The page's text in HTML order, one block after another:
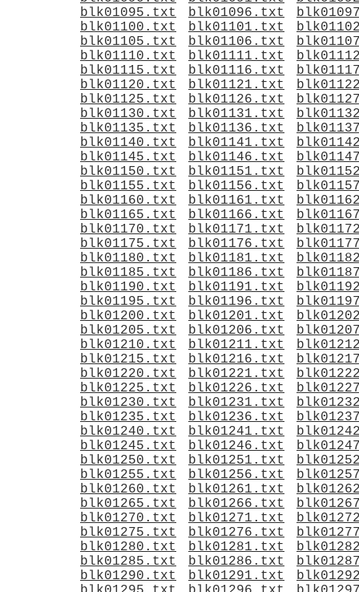
blk01095.txt
blk01096.txt
blk01100.txt
blk01101.txt
blk01105.txt
blk01106.txt
blk01110.txt
blk01111.txt
blk01115.txt
blk01116.txt
blk01120.txt
blk01121.txt
blk01125.txt
blk01126.txt
blk01130.txt
blk01131.txt
blk01135.txt
blk01136.txt
blk01140.txt
blk01141.txt
blk01145.txt
blk01146.txt
blk01150.txt
blk01151.txt
blk01155.txt
blk01156.txt
blk01160.txt
blk01161.txt
blk01165.txt
blk01166.txt
blk01170.txt
blk01171.txt
blk01175.txt
blk01176.txt
blk01180.txt
blk01181.txt
blk01185.txt
blk01186.txt
blk01190.txt
blk01191.txt
blk01195.txt
blk01196.txt
blk01200.txt
blk01201.txt
blk01205.txt
blk01206.txt
blk01210.txt
blk01211.txt
blk01215.txt
blk01216.txt
blk01220.txt
blk01221.txt
blk01225.txt
blk01226.txt
blk01230.txt
blk01231.txt
blk01235.txt
blk01236.txt
blk01240.txt
blk01241.txt
blk01245.txt
blk01246.txt
blk01250.txt
blk01251.txt
blk01255.txt
blk01256.txt
blk01260.txt
blk01261.txt
blk01265.txt
blk01266.txt
blk01270.txt
blk01271.txt
blk01275.txt
blk01276.txt
blk01280.txt
blk01281.txt
blk01285.txt
blk01286.txt
blk01290.txt
blk01291.txt